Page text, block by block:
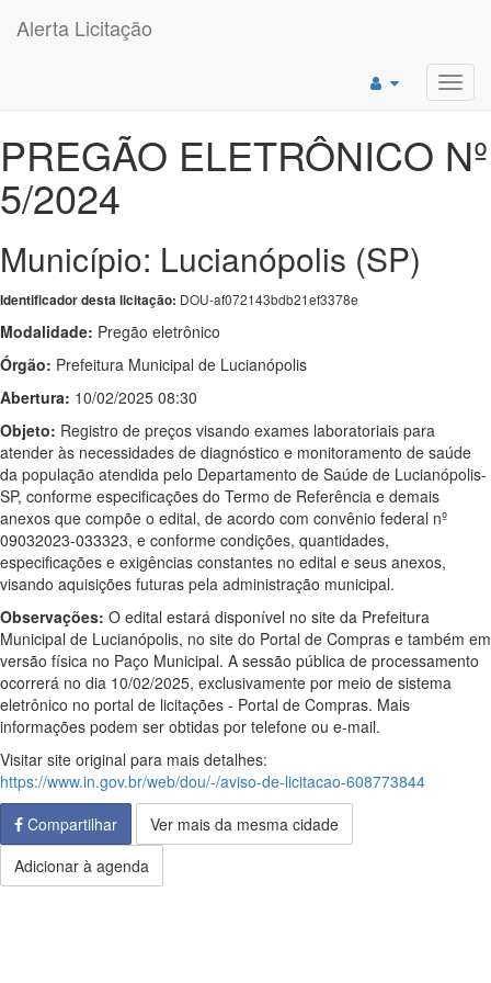
Alerta Licitação
PREGÃO ELETRÔNICO Nº
5/2024
Município: Lucianópolis (SP)
Identificador desta licitação: DOU-af072143bdb21ef3378e
Modalidade: Pregão eletrônico
Órgão: Prefeitura Municipal de Lucianópolis
Abertura: 10/02/2025 08:30
Objeto: Registro de preços visando exames laboratoriais para
atender às necessidades de diagnóstico e monitoramento de saúde
da população atendida pelo Departamento de Saúde de Lucianópolis-
SP, conforme especificações do Termo de Referência e demais
anexos que compõe o edital, de acordo com convênio federal nº
09032023-033323, e conforme condições, quantidades,
especificações e exigências constantes no edital e seus anexos,
visando aquisições futuras pela administração municipal.
Observações: O edital estará disponível no site da Prefeitura
Municipal de Lucianópolis, no site do Portal de Compras e também em
versão física no Paço Municipal. A sessão pública de processamento
ocorrerá no dia 10/02/2025, exclusivamente por meio de sistema
eletrônico no portal de licitações - Portal de Compras. Mais
informações podem ser obtidas por telefone ou e-mail.
Visitar site original para mais detalhes:
https://www.in.gov.br/web/dou/-/aviso-de-licitacao-608773844
Compartilhar
Ver mais da mesma cidade
Adicionar à agenda